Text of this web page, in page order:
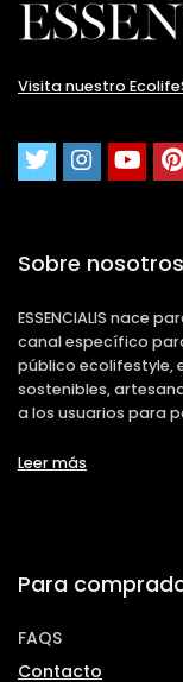
Visita nuestro
Sobre nosotros
ESSENCIALIS nace
canal específico
público ecolifestyle,
sostenibles,
a los usuarios para
Leer más
Para
FAQS
Contacto